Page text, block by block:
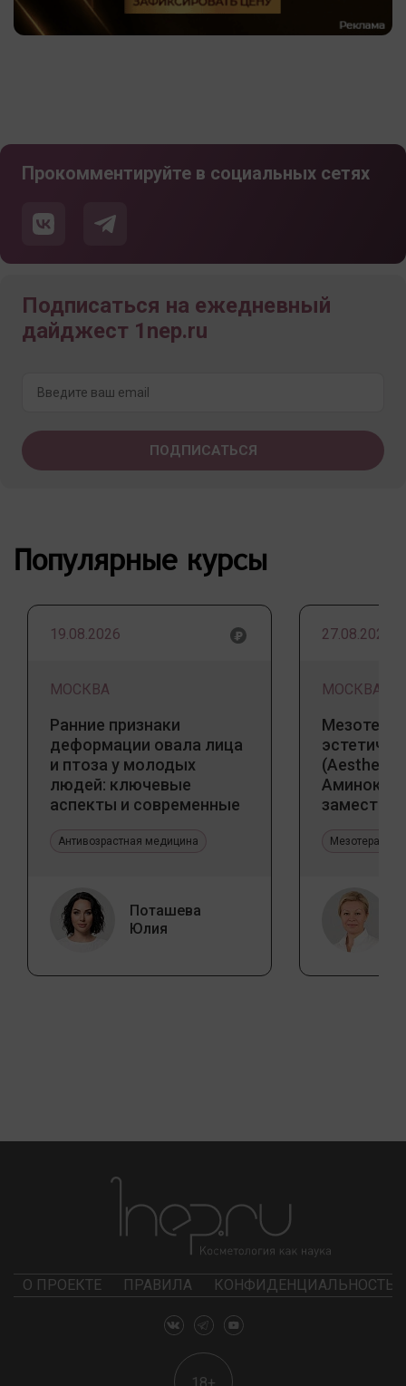
Прокомментируйте в социальных сетях
Подписаться на ежедневный
дайджест 1nep.ru
Популярные курсы
19.08.2026
МОСКВА
Ранние признаки
деформации овала лица
и птоза у молодых
людей: ключевые
аспекты и современные
Антивозрастная медицина
Поташева
Юлия
27.08.2026
МОСКВА
(Aesthetic
Мезотерапия
О ПРОЕКТЕ ПРАВИЛА КОНФИДЕНЦИАЛЬНОСТЬ